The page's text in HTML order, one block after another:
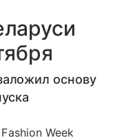
основу
Week